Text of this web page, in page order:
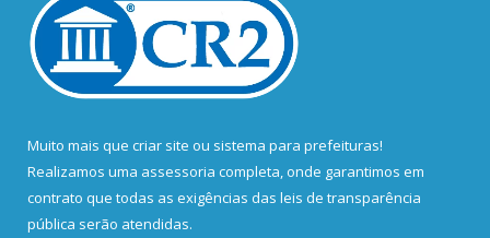
Muito mais que criar site ou sistema para prefeituras!
Realizamos uma assessoria completa, onde garantimos em
contrato que todas as exigências das leis de transparência
pública serão atendidas.